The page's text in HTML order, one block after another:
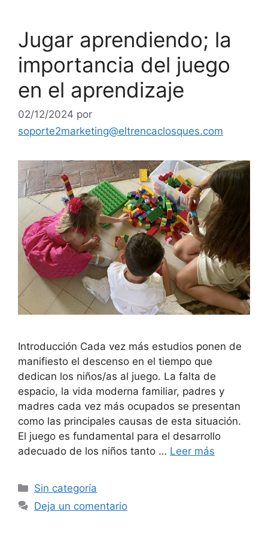
Jugar aprendiendo; la
importancia del juego
en el aprendizaje
02/12/2024 por
soporte2marketing@eltrencaclosques.com
Introducción Cada vez más estudios ponen de
manifiesto el descenso en el tiempo que
dedican los niños/as al juego. La falta de
espacio, la vida moderna familiar, padres y
madres cada vez más ocupados se presentan
como las principales causas de esta situación.
El juego es fundamental para el desarrollo
adecuado de los niños tanto … Leer más
Sin categoría
Deja un comentario